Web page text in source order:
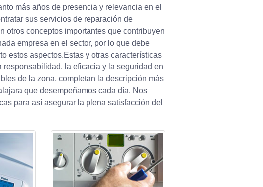
más años de presencia y relevancia en el
sus servicios de reparación de
otros conceptos importantes que contribuyen
empresa en el sector, por lo que debe
estos aspectos.Estas y otras características
responsabilidad, la eficacia y la seguridad en
de la zona, completan la descripción más
que desempeñamos cada día. Nos
para así asegurar la plena satisfacción del